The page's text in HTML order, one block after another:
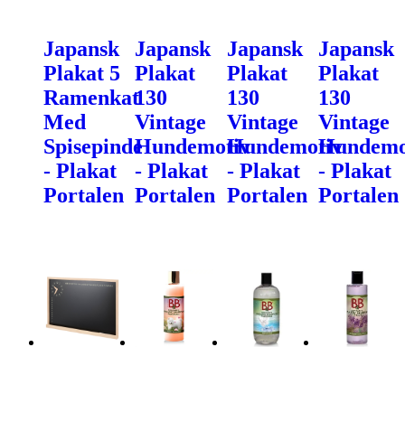
Japansk
Plakat 5
Ramenkat
Med
Spisepinde
- Plakat
Portalen
Japansk
Plakat
130
Vintage
Hundemotiv
- Plakat
Portalen
Japansk
Plakat
130
Vintage
Hundemotiv
- Plakat
Portalen
Japansk
Plakat
130
Vintage
- Plakat
Portalen